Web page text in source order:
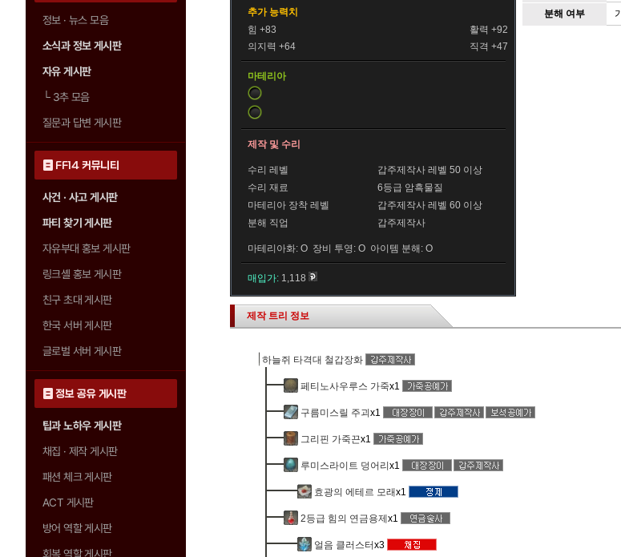
정보 · 뉴스 모음
소식과 정보 게시판
자유 게시판
└3추 모음
질문과 답변 게시판
FF14 커뮤니티
사건 · 사고 게시판
파티 찾기 게시판
자유부대 홍보 게시판
링크셸 홍보 게시판
친구 초대 게시판
한국 서버 게시판
글로벌 서버 게시판
정보 공유 게시판
팁과 노하우 게시판
채집 · 제작 게시판
패션 체크 게시판
ACT 게시판
방어 역할 게시판
회복 역할 게시판
추가 능력치
힘 +83
활력 +92
의지력 +64
직격 +47
마테리아
제작 및 수리
수리 레벨
갑주제작사 레벨 50 이상
수리 재료
6등급 암흑물질
마테리아 장착 레벨
갑주제작사 레벨 60 이상
분해 직업
갑주제작사
마테리아화: O 장비 투영: O 아이템 분해: O
매입가: 1,118
분해 여부
제작 트리 정보
하늘쥐 타격대 철갑장화
페티노사우루스 가죽x1
구름미스릴 주괴 x1
그리핀 가죽끈x1
루미스라이트 덩어리 x1
효광의 에테르 모래x1
2등급 힘의 연금용제 x1
얼음 클러스터x3